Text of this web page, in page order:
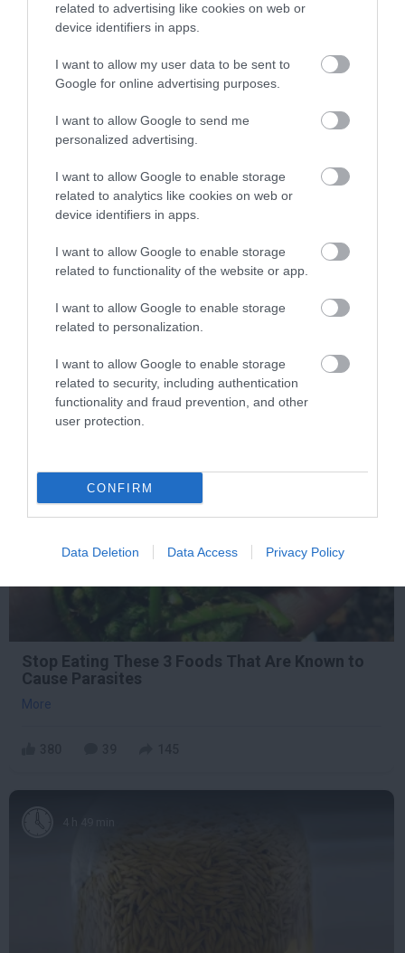
related to advertising like cookies on web or
device identifiers in apps.
I want to allow my user data to be sent to
Google for online advertising purposes.
I want to allow Google to send me
personalized advertising.
I want to allow Google to enable storage
related to analytics like cookies on web or
device identifiers in apps.
I want to allow Google to enable storage
related to functionality of the website or app.
I want to allow Google to enable storage
related to personalization.
I want to allow Google to enable storage
related to security, including authentication
functionality and fraud prevention, and other
user protection.
CONFIRM
Data Deletion Data Access Privacy Policy
199
10 h 53 min
This Simple Trick Removes All Parasites From
Your Body!
446 190 81
Stop Eating These 3 Foods That Are Known to
Cause Parasites
More